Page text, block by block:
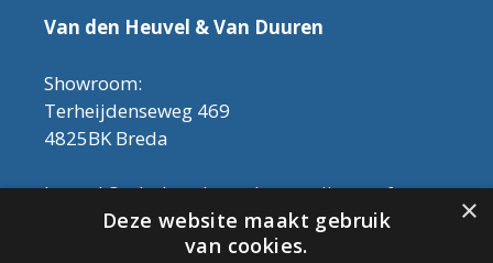
Van den Heuvel & Van Duuren
Showroom:
Terheijdenseweg 469
4825BK Breda
Let op! Onderhoudsproducten zijn nu af te
halen in de showroom. Er kan alleen met
contant geld betaald worden, dus geen pin.
×
Deze website maakt gebruik
van cookies.